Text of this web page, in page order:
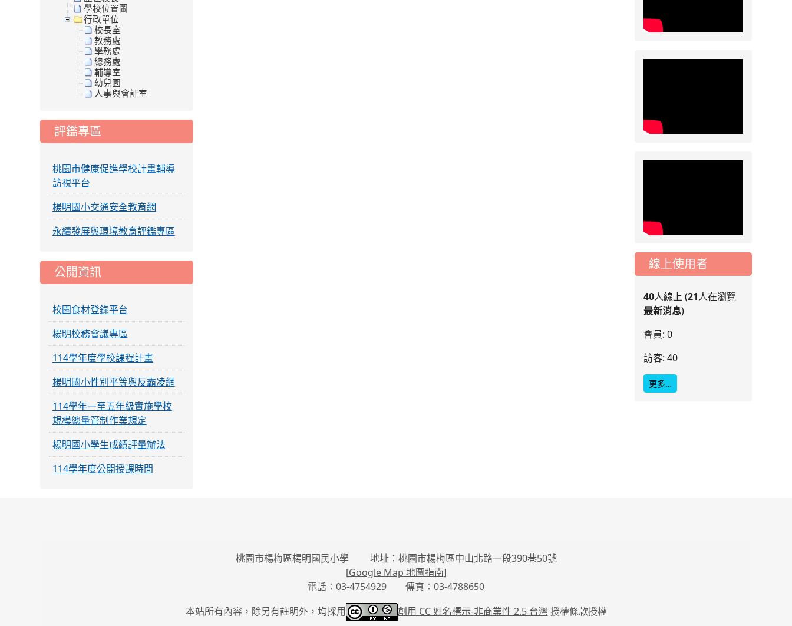
學校位置圖
行政單位
校長室
教務處
學務處
總務處
輔導室
幼兒園
人事與會計室
評鑑專區
桃園市健康促進學校計畫輔導
訪視平台
楊明國小交通安全教育網
永續發展與環境教育評鑑專區
公開資訊
校園食材登錄平台
楊明校務會議專區
114學年度學校課程計畫
楊明國小性別平等與反霸凌網
114學年一至五年級實施學校
規模總量管制作業規定
楊明國小學生成績評量辦法
114學年度公開授課時間
線上使用者
40人線上 (21人在瀏覽
最新消息)
會員: 0
訪客: 40
更多…
桃園市楊梅區楊明國民小學 地址：桃園市楊梅區中山北路一段390巷50號
[Google Map 地圖指南]
電話：03-4754929 傳真：03-4788650
本站所有內容，除另有註明外，均採用
創用 CC 姓名標示-非商業性 2.5 台灣 授權條款授權